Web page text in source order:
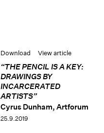
Download View article
“THE PENCIL IS A KEY:
DRAWINGS BY
INCARCERATED
ARTISTS”
Cyrus Dunham, Artforum
25.9.2019